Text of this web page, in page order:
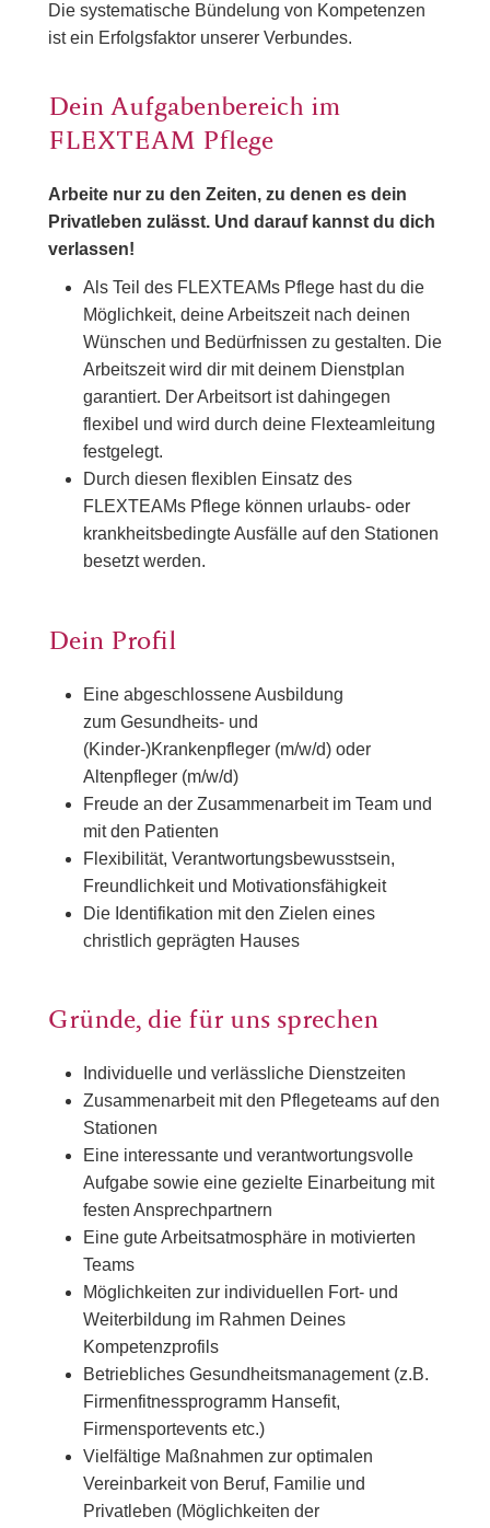
Die systematische Bündelung von Kompetenzen
ist ein Erfolgsfaktor unserer Verbundes.
Dein Aufgabenbereich im
FLEXTEAM Pflege
Arbeite nur zu den Zeiten, zu denen es dein
Privatleben zulässt. Und darauf kannst du dich
verlassen!
Als Teil des FLEXTEAMs Pflege hast du die
Möglichkeit, deine Arbeitszeit nach deinen
Wünschen und Bedürfnissen zu gestalten. Die
Arbeitszeit wird dir mit deinem Dienstplan
garantiert. Der Arbeitsort ist dahingegen
flexibel und wird durch deine Flexteamleitung
festgelegt.
Durch diesen flexiblen Einsatz des
FLEXTEAMs Pflege können urlaubs- oder
krankheitsbedingte Ausfälle auf den Stationen
besetzt werden.
Dein Profil
Eine abgeschlossene Ausbildung
zum Gesundheits- und
(Kinder-)Krankenpfleger (m/w/d) oder
Altenpfleger (m/w/d)
Freude an der Zusammenarbeit im Team und
mit den Patienten
Flexibilität, Verantwortungsbewusstsein,
Freundlichkeit und Motivationsfähigkeit
Die Identifikation mit den Zielen eines
christlich geprägten Hauses
Gründe, die für uns sprechen
Individuelle und verlässliche Dienstzeiten
Zusammenarbeit mit den Pflegeteams auf den
Stationen
Eine interessante und verantwortungsvolle
Aufgabe sowie eine gezielte Einarbeitung mit
festen Ansprechpartnern
Eine gute Arbeitsatmosphäre in motivierten
Teams
Möglichkeiten zur individuellen Fort- und
Weiterbildung im Rahmen Deines
Kompetenzprofils
Betriebliches Gesundheitsmanagement (z.B.
Firmenfitnessprogramm Hansefit,
Firmensportevents etc.)
Vielfältige Maßnahmen zur optimalen
Vereinbarkeit von Beruf, Familie und
Privatleben (Möglichkeiten der